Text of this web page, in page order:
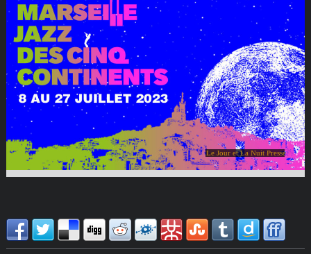
Le Jour et La Nuit Presse